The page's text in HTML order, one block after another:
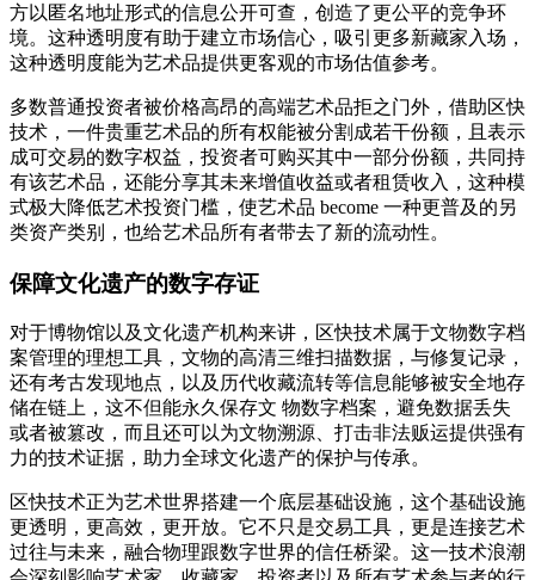
方以匿名地址形式的信息公开可查，创造了更公平的竞争环
境。这种透明度有助于建立市场信心，吸引更多新藏家入场，
这种透明度能为艺术品提供更客观的市场估值参考。
多数普通投资者被价格高昂的高端艺术品拒之门外，借助区快
技术，一件贵重艺术品的所有权能被分割成若干份额，且表示
成可交易的数字权益，投资者可购买其中一部分份额，共同持
有该艺术品，还能分享其未来增值收益或者租赁收入，这种模
式极大降低艺术投资门槛，使艺术品 become 一种更普及的另
类资产类别，也给艺术品所有者带去了新的流动性。
保障文化遗产的数字存证
对于博物馆以及文化遗产机构来讲，区快技术属于文物数字档
案管理的理想工具，文物的高清三维扫描数据，与修复记录，
还有考古发现地点，以及历代收藏流转等信息能够被安全地存
储在链上，这不但能永久保存文 物数字档案，避免数据丢失
或者被篡改，而且还可以为文物溯源、打击非法贩运提供强有
力的技术证据，助力全球文化遗产的保护与传承。
区快技术正为艺术世界搭建一个底层基础设施，这个基础设施
更透明，更高效，更开放。它不只是交易工具，更是连接艺术
过往与未来，融合物理跟数字世界的信任桥梁。这一技术浪潮